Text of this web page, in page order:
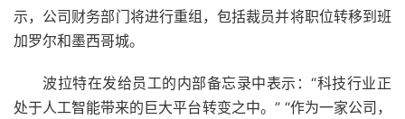
示，公司财务部门将进行重组，包括裁员并将职位转移到班
加罗尔和墨西哥城。
波拉特在发给员工的内部备忘录中表示：“科技行业正
处于人工智能带来的巨大平台转变之中。” “作为一家公司，